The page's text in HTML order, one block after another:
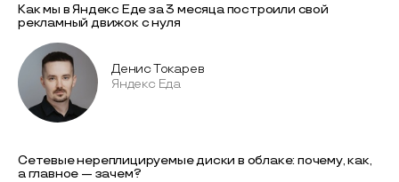
Как мы в Яндекс Еде за 3 месяца построили свой
рекламный движок с нуля
Денис Токарев
Яндекс Еда
Сетевые нереплицируемые диски в облаке: почему, как,
а главное — зачем?